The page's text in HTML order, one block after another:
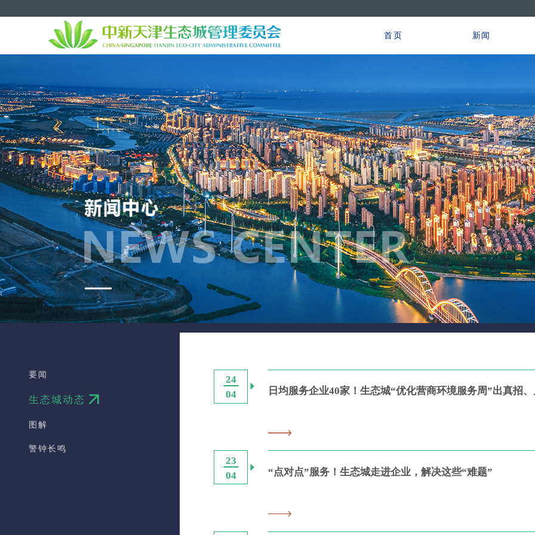
首页 新闻
要闻
生态城动态
图解
警钟长鸣
24
04
日均服务企业40家！生态城“优化营商环境服务周”出真招
23
04
“点对点”服务！生态城走进企业，解决这些“难题”